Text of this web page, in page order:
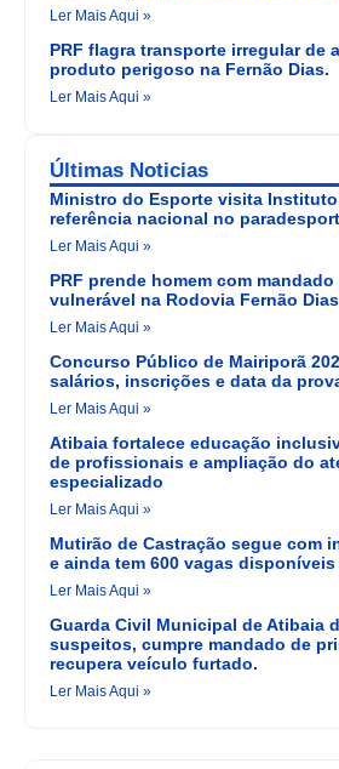
Ler Mais Aqui »
PRF flagra transporte irregular de
produto perigoso na Fernão Dias.
Ler Mais Aqui »
Últimas Noticias
Ministro do Esporte visita Instituto
referência nacional no
Ler Mais Aqui »
PRF prende homem com
vulnerável na Rodovia Fernão
Ler Mais Aqui »
Concurso Público de Mairiporã
salários, inscrições e data da
Ler Mais Aqui »
Atibaia fortalece educação
de profissionais e ampliação do
especializado
Ler Mais Aqui »
Mutirão de Castração segue com
e ainda tem 600 vagas disponíveis
Ler Mais Aqui »
Guarda Civil Municipal de Atibaia
suspeitos, cumpre mandado de
recupera veículo furtado.
Ler Mais Aqui »